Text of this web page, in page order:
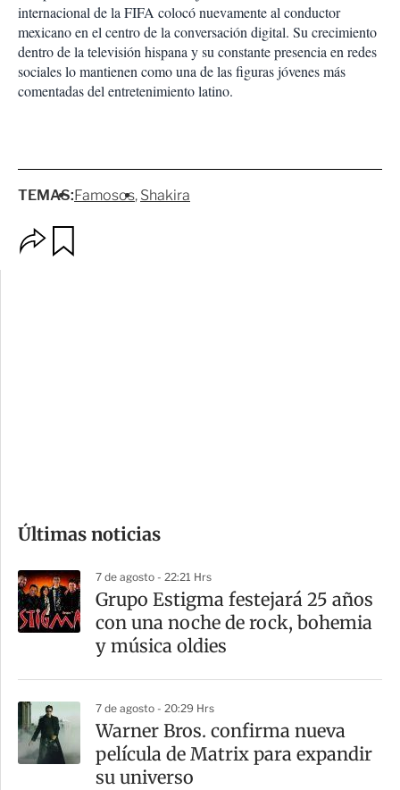
internacional de la FIFA colocó nuevamente al conductor
mexicano en el centro de la conversación digital. Su crecimiento
dentro de la televisión hispana y su constante presencia en redes
sociales lo mantienen como una de las figuras jóvenes más
comentadas del entretenimiento latino.
TEMAS:Famosos Shakira
m
a
r
t
Últimas noticias
7 de agosto - 22:21 Hrs
Grupo Estigma festejará 25 años
con una noche de rock, bohemia
y música oldies
7 de agosto - 20:29 Hrs
Warner Bros. confirma nueva
película de Matrix para expandir
su universo